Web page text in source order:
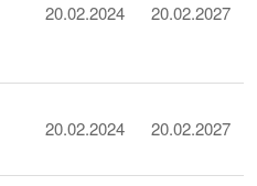
20.02.2024 20.02.2027
20.02.2024 20.02.2027